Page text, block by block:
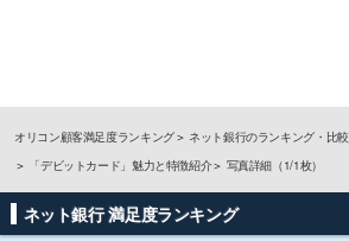
オリコン顧客満足度ランキング ネット銀行のランキング・比較
「デビットカード」魅力と特徴紹介
写真詳細（1/1枚）
ネット銀行 満足度ランキング